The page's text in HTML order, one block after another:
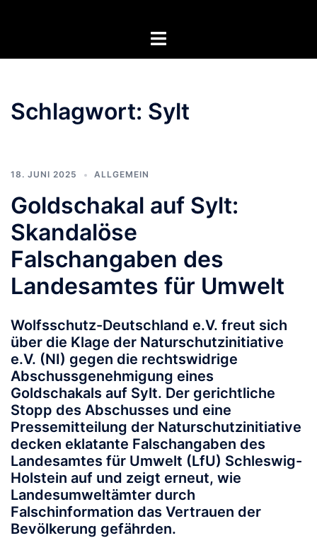
Menü
Schlagwort: Sylt
18. JUNI 2025 ALLGEMEIN
Goldschakal auf Sylt:
Skandalöse
Falschangaben des
Landesamtes für Umwelt
Wolfsschutz-Deutschland e.V. freut sich
über die Klage der Naturschutzinitiative
e.V. (NI) gegen die rechtswidrige
Abschussgenehmigung eines
Goldschakals auf Sylt. Der gerichtliche
Stopp des Abschusses und eine
Pressemitteilung der Naturschutzinitiative
decken eklatante Falschangaben des
Landesamtes für Umwelt (LfU) Schleswig-
Holstein auf und zeigt erneut, wie
Landesumweltämter durch
Falschinformation das Vertrauen der
Bevölkerung gefährden.